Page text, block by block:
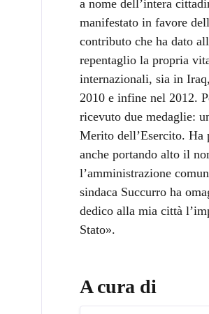
a nome dell’intera
manifestato in favore
contributo che ha dato
repentaglio la propria
internazionali, sia in
2010 e infine nel 2012.
ricevuto due medaglie:
Merito dell’Esercito.
anche portando alto il
l’amministrazione
sindaca Succurro ha
dedico alla mia città
Stato».
A cura di